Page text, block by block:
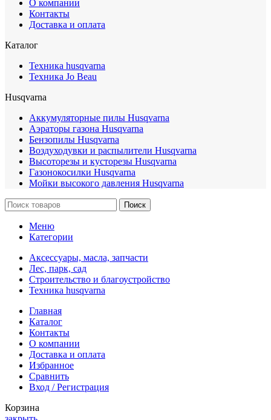
О компании
Контакты
Доставка и оплата
Каталог
Техника husqvarna
Техника Jo Beau
Husqvarna
Аккумуляторные пилы Husqvarna
Аэраторы газона Husqvarna
Бензопилы Husqvarna
Воздуходувки и распылители Husqvarna
Высоторезы и кусторезы Husqvarna
Газонокосилки Husqvarna
Мойки высокого давления Husqvarna
Поиск
Меню
Категории
Аксессуары, масла, запчасти
Лес, парк, сад
Строительство и благоустройство
Техника husqvarna
Главная
Каталог
Контакты
О компании
Доставка и оплата
Избранное
Сравнить
Вход / Регистрация
Корзина